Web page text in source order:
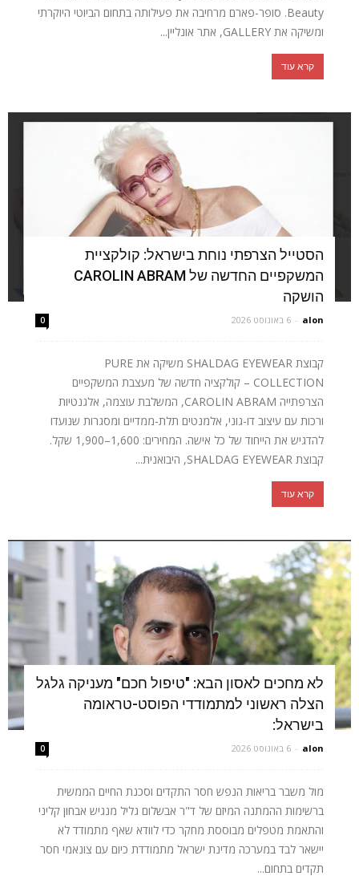
Beauty. סופר-פארם מרחיבה את פעילותה בתחום הביוטי היוקרתי
ומשיקה את GALLERY, אתר אונליין...
קרא עוד
הסטייל הצרפתי נוחת בישראל: קולקציית
המשקפיים החדשה של CAROLIN ABRAM
הושקה
alon
- 6 באוגוסט 2026 0
קבוצת SHALDAG EYEWEAR משיקה את PURE
COLLECTION – קולקציה חדשה של מעצבת המשקפיים
הצרפתייה CAROLIN ABRAM, המשלבת עוצמה, אלגנטיות
ורכות עם עיצוב דו-גוני, אלמנטים תלת-ממדיים ומסגרות שנועדו
להדגיש את הייחוד של כל אישה. המחירים: 1,600–1,900 שקל.
קבוצת SHALDAG EYEWEAR, היבואנית...
קרא עוד
לא מחכים לאסון הבא: "טיפול חכם" מעניקה גלגל
הצלה ראשוני למתמודדי הפוסט-טראומה
בישראל:
alon
- 6 באוגוסט 2026 0
מול משבר בריאות הנפש חסר התקדים וסכנת החיים הממשית
ברשימות ההמתנה המיזם של ד"ר אבשלום גליל מנגיש אבחון קליני
והתאמת מטפלים מבוססת מחקר כדי לוודא שאף מתמודד לא
יישאר לבד במערכה מדינת ישראל מתמודדת כיום עם צונאמי חסר
תקדים בתחום...